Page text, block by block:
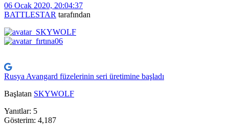
06 Ocak 2020, 20:04:37
BATTLESTAR tarafından
Rusya Avangard füzelerinin seri üretimine başladı
Başlatan SKYWOLF
Yanıtlar: 5
Gösterim: 4,187